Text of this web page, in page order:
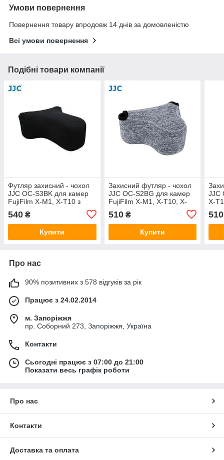
Умови повернення
Повернення товару впродовж 14 днів за домовленістю
Всі умови повернення
Подібні товари компанії
Футляр захисний - чохол
JJC OC-S3BK для камер
FujiFilm X-M1, X-T10 з
540 ₴
Купити
Захисний футляр - чохол
JJC OC-S2BG для камер
FujiFilm X-M1, X-T10, X-
T20, X-A2 з об'єктивом 16-
50mm та 18-55mm
510₴
Купити
JJC
X-
510
Про нас
90% позитивних з 578 відгуків за рік
Працює з 24.02.2014
м. Запоріжжя
пр. Соборний 273, Запоріжжя, Україна
Контакти
Сьогодні працює з 07:00 до 21:00
Показати весь графік роботи
Про нас
Контакти
Доставка та оплата